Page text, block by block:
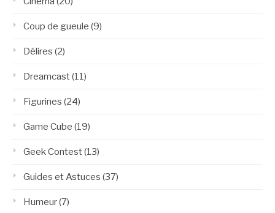
Coup de gueule (9)
Délires (2)
Dreamcast(11)
Figurines (24)
Game Cube (19)
Geek Contest(13)
Guides et Astuces (37)
Humeur(7)